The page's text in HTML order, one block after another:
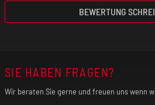
BEWERTUNG
SIE HABEN FRAGEN?
Wir beraten Sie gerne und freuen uns wenn